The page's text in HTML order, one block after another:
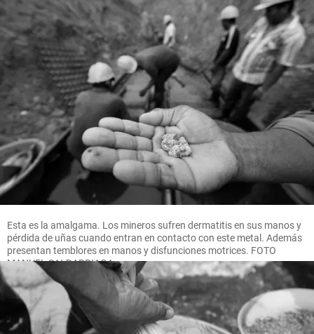
Esta es la amalgama. Los mineros sufren dermatitis en sus manos y
pérdida de uñas cuando entran en contacto con este metal. Además
presentan temblores en manos y disfunciones motrices. FOTO
MANUEL SALDARRIAGA